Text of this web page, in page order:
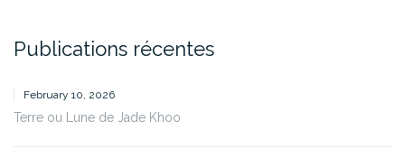
Publications récentes
February 10, 2026
Terre ou Lune de Jade Khoo